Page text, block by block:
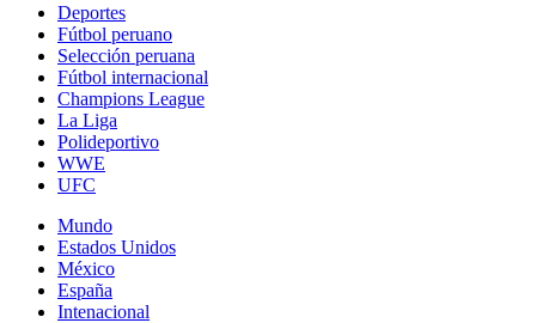
Deportes
Fútbol peruano
Selección peruana
Fútbol internacional
Champions League
La Liga
Polideportivo
WWE
UFC
Mundo
Estados Unidos
México
España
Intenacional